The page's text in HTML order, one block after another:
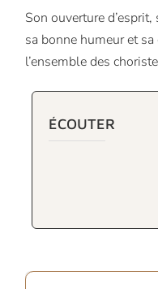
Son ouverture
sa bonne humeur et
l’ensemble des
ÉCOUTER